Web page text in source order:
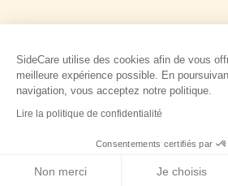
© 2026 SideCare. Tous
SideCare utilise des cookies afin de vous
meilleure expérience possible. En
navigation, vous acceptez notre politique.
Lire la politique de confidentialité
Consentements certifiés par
Non merci Je choisis